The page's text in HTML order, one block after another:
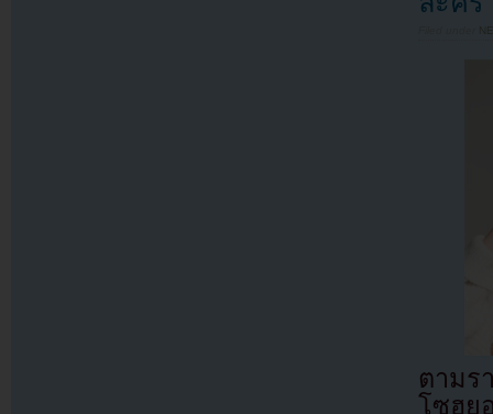
ตามร
โซฮย